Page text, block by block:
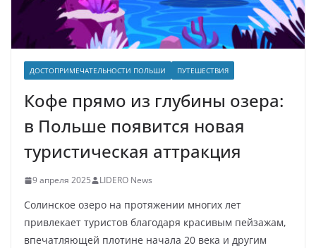
ДОСТОПРИМЕЧАТЕЛЬНОСТИ ПОЛЬШИ ПУТЕШЕСТВИЯ
Кофе прямо из глубины озера:
в Польше появится новая
туристическая аттракция
9 апреля 2025 LIDERO News
Солинское озеро на протяжении многих лет
привлекает туристов благодаря красивым пейзажам,
впечатляющей плотине начала 20 века и другим